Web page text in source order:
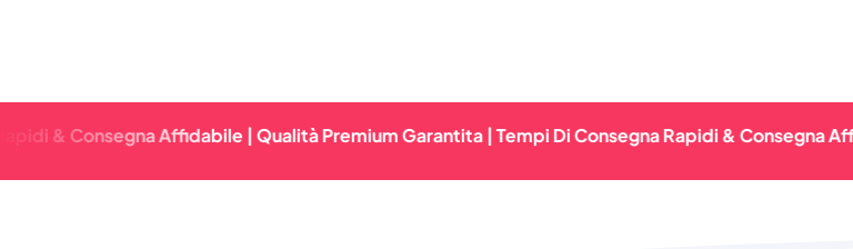
Affidabile | Qualità Premium Garantita | Tempi Di Consegna Rapidi & Consegna Affidabile |